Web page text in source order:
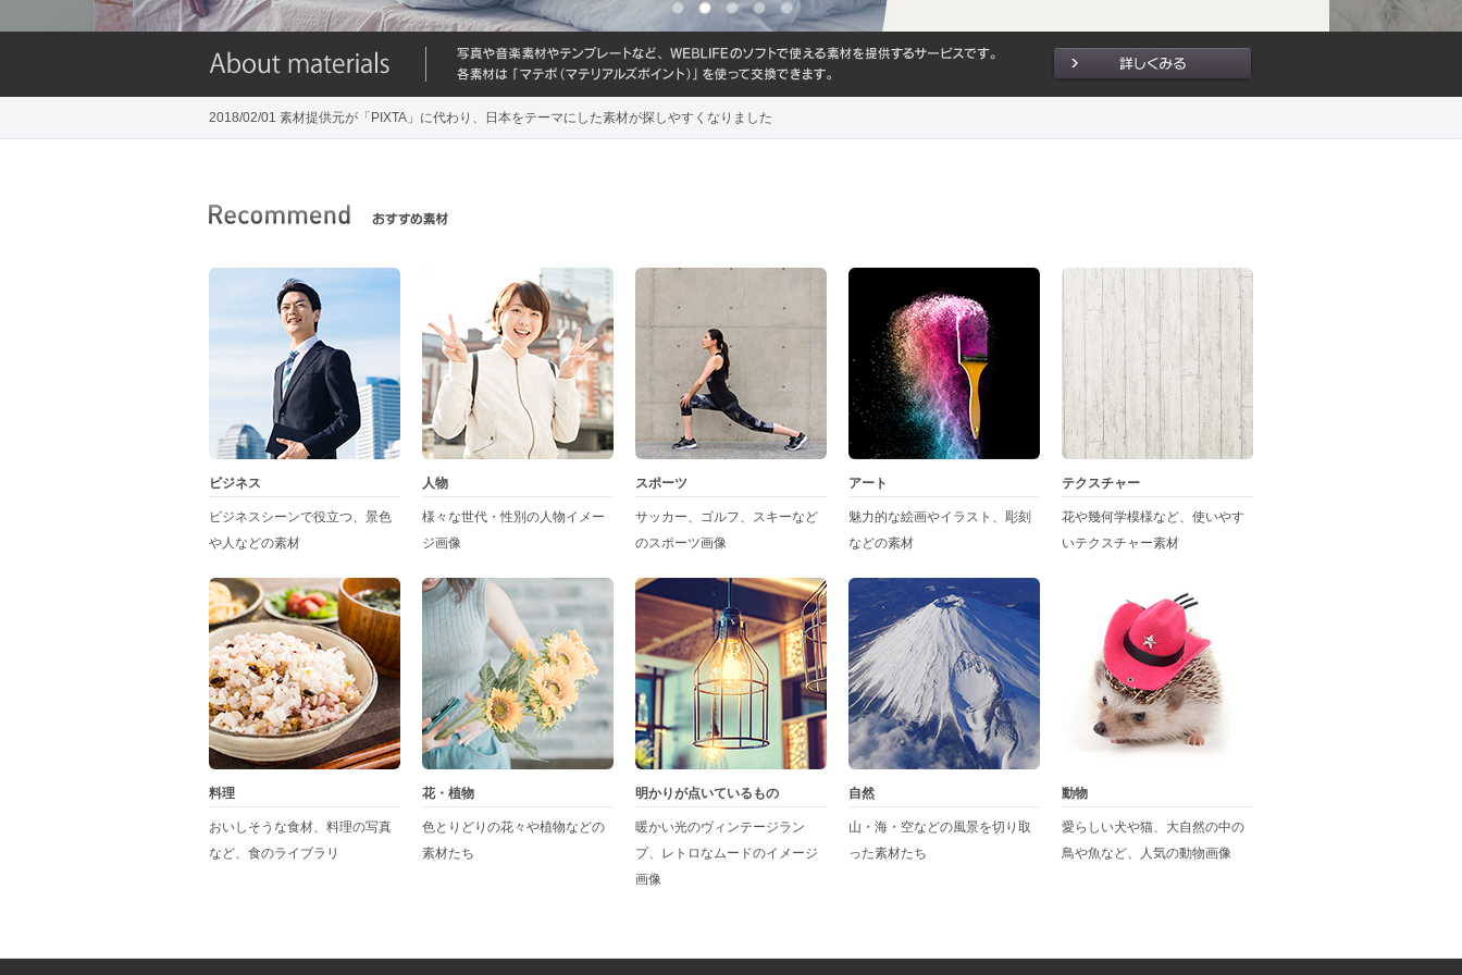
2018/02/01 素材提供元が「PIXTA」に代わり、日本をテーマにした素材が探しやすくなりました
ビジネス
ビジネスシーンで役立つ、景色
や人などの素材
人物
様々な世代・性別の人物イメー
ジ画像
スポーツ
サッカー、ゴルフ、スキーなど
のスポーツ画像
アート
魅力的な絵画やイラスト、彫刻
などの素材
テクスチャー
花や幾何学模様など、使いやす
いテクスチャー素材
料理
おいしそうな食材、料理の写真
など、食のライブラリ
花・植物
色とりどりの花々や植物などの
素材たち
明かりが点いているもの
暖かい光のヴィンテージラン
プ、レトロなムードのイメージ
画像
自然
山・海・空などの風景を切り取
った素材たち
動物
愛らしい犬や猫、大自然の中の
鳥や魚など、人気の動物画像